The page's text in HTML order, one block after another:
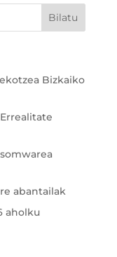
Bizkaiko
abantailak
aholku